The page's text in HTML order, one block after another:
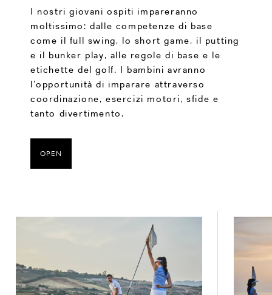
I nostri giovani ospiti impareranno
moltissimo: dalle competenze di base
come il full swing, lo short game, il putting
e il bunker play, alle regole di base e le
etichette del golf. I bambini avranno
l’opportunità di imparare attraverso
coordinazione, esercizi motori, sfide e
tanto divertimento.
OPEN
Corso di 3 giorni (90 minuti al giorno)*
€145